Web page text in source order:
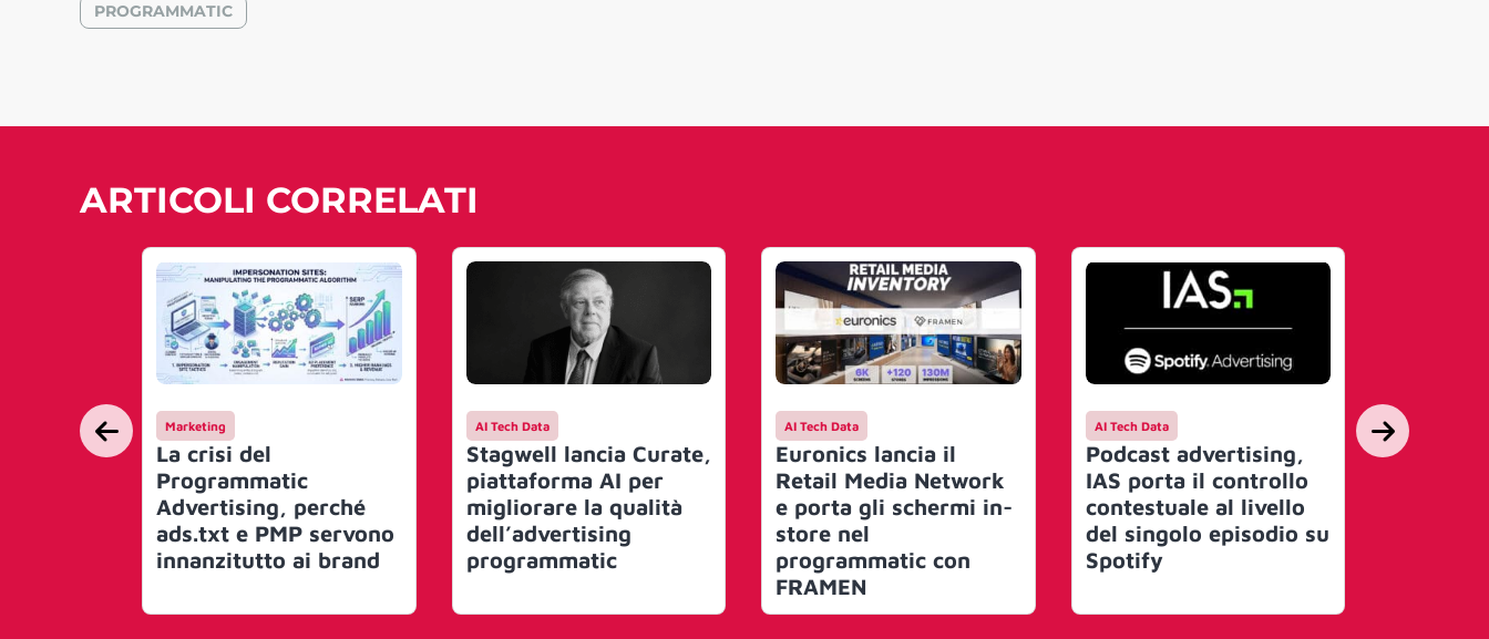
PROGRAMMATIC
ARTICOLI CORRELATI
Marketing
La crisi del
Programmatic
Advertising, perché
ads.txt e PMP servono
innanzitutto ai brand
AI Tech Data
Stagwell lancia Curate,
piattaforma AI per
migliorare la qualità
dell’advertising
programmatic
AI Tech Data
Euronics lancia il
Retail Media Network
e porta gli schermi in-
store nel
programmatic con
FRAMEN
AI Tech Data
Podcast advertising,
IAS porta il controllo
contestuale al livello
del singolo episodio su
Spotify
AI Tech Data
Nasce il